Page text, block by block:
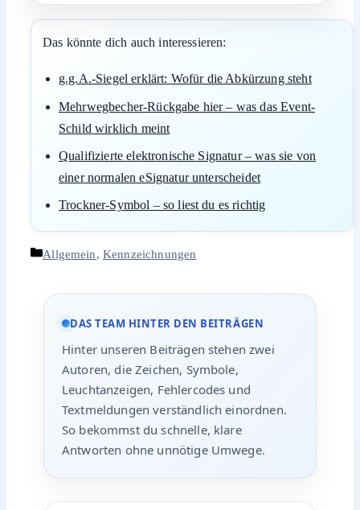
Das könnte dich auch interessieren:
g.g.A.-Siegel erklärt: Wofür die Abkürzung steht
Mehrwegbecher-Rückgabe hier – was das Event-
Schild wirklich meint
Qualifizierte elektronische Signatur – was sie von
einer normalen eSignatur unterscheidet
Trockner-Symbol – so liest du es richtig
Kategorien
Allgemein, Kennzeichnungen
DAS TEAM HINTER DEN BEITRÄGEN
Hinter unseren Beiträgen stehen zwei
Autoren, die Zeichen, Symbole,
Leuchtanzeigen, Fehlercodes und
Textmeldungen verständlich einordnen.
So bekommst du schnelle, klare
Antworten ohne unnötige Umwege.